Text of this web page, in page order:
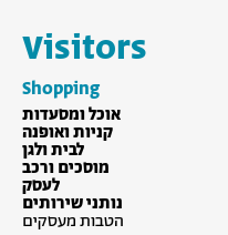
Visitors
Shopping
אוכל ומסעדות
קניות ואופנה
לבית ולגן
מוסכים ורכב
לעסק
נותני שירותים
הטבות מעסקים